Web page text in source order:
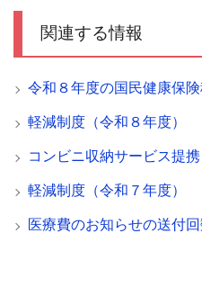
関連する情報
令和８年度の国民健康保
軽減制度（令和８年度）
コンビニ収納サービス提
軽減制度（令和７年度）
医療費のお知らせの送付